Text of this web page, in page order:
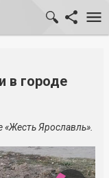
в городе
Ярославль».